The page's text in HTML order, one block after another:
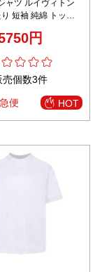
ャツ ルイヴィトン
短袖 純綿 トップ
円
売個数3件
便 HOT